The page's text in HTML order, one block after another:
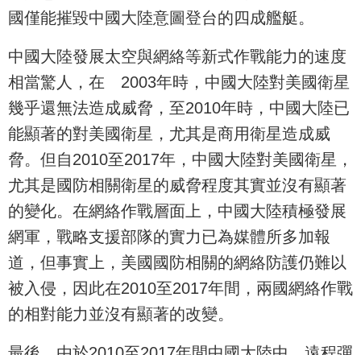
國僅能摧毀中國大陸意圖登台的四成艦艇。
中國大陸發展太空與網絡等新式作戰能力的速度
相當驚人，在 2003年時，中國大陸對美國衛星
幾乎還無法造成威脅，至2010年時，中國大陸已
能顯著的對美國衛星，尤其是商用衛星造成威
脅。但自2010至2017年，中國大陸對美國衛星，
尤其是國防相關衛星的威脅程度其實並沒有顯著
的變化。在網絡作戰層面上，中國大陸積極發展
網軍，戰略支援部隊的實力已為媒體所多加報
道，但事實上，美國國防相關的網絡防護仍難以
被入侵，因此在2010至2017年間，兩國網絡作戰
的相對能力並沒有顯著的改變。